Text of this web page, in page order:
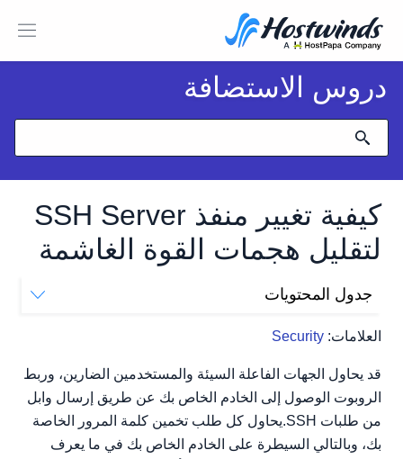
دروس الاستضافة
كيفية تغيير منفذ SSH Server
لتقليل هجمات القوة الغاشمة
العلامات: Security
جدول المحتويات
دع Selinux يعرف عن ذلك.
أعد تشغيل برنامج SSH Daemon
الاتصال بالخادم الخاص بك من المنفذ الجديد
قد يحاول الجهات الفاعلة السيئة والمستخدمين الضارين، وربط
الروبوت الوصول إلى الخادم الخاص بك عن طريق إرسال وابل
من طلبات SSH.يحاول كل طلب تخمين كلمة المرور الخاصة
بك، وبالتالي السيطرة على الخادم الخاص بك في ما يعرف